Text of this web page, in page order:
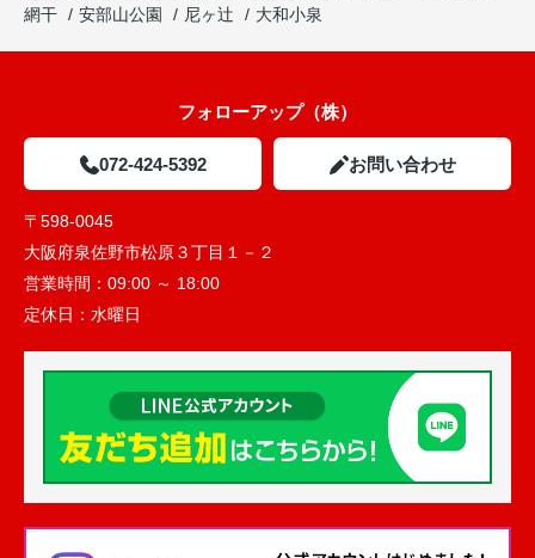
網干
安部山公園 尼ヶ辻 大和小泉
フォローアップ（株）
072-424-5392 お問い合わせ
〒598-0045
大阪府泉佐野市松原３丁目１－２
営業時間： 09:00 ～ 18:00
定休日： 水曜日